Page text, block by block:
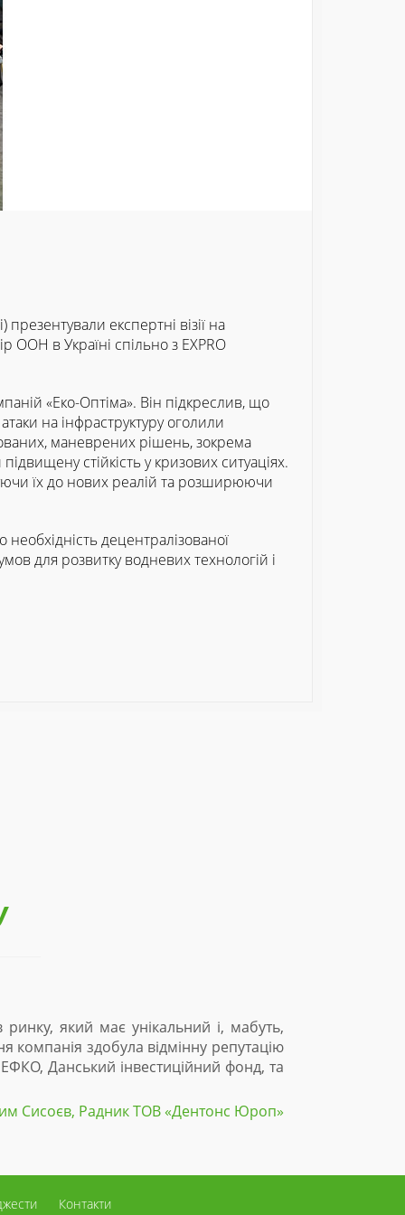
експертні візії на
ООН в Україні спільно з EXPRO
«Еко-Оптіма». Він підкреслив, що
на інфраструктуру оголили
маневрених рішень, зокрема
стійкість у кризових ситуаціях.
їх до нових реалій та розширюючи
децентралізованої
для розвитку водневих технологій і
який має унікальний і, мабуть,
здобула відмінну репутацію
Данський інвестиційний фонд, та
Сисоєв, Радник ТОВ «Дентонc Юроп»
З 2015р ТОВ «Еко-
сонячних
в регіоні та в
Контакти